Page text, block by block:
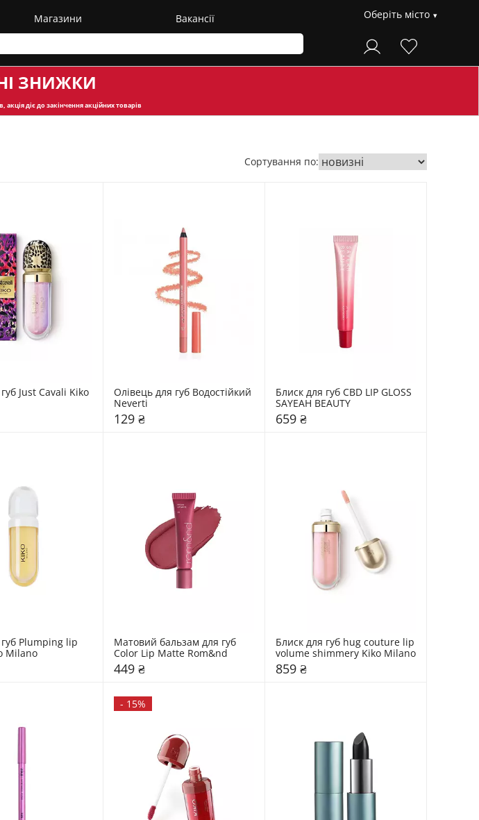
Магазини Вакансії Оберіть місто
ЗНИЖКИ
акція діє до закінчення акційних товарів
Сортування по:
Just Cavali Kiko
Олівець для губ Водостійкий
Neverti
129 ₴
Блиск для губ CBD LIP GLOSS
SAYEAH BEAUTY
659 ₴
Plumping lip
Milano
Матовий бальзам для губ
449 ₴
Блиск для губ hug couture lip
volume shimmery Kiko Milano
859 ₴
- 15%